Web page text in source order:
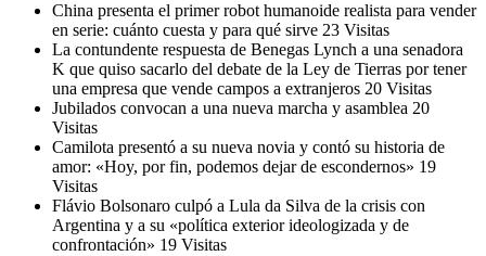
China presenta el primer robot humanoide realista para vender
en serie: cuánto cuesta y para qué sirve 23 Visitas
La contundente respuesta de Benegas Lynch a una senadora
K que quiso sacarlo del debate de la Ley de Tierras por tener
una empresa que vende campos a extranjeros 20 Visitas
Jubilados convocan a una nueva marcha y asamblea 20
Visitas
Camilota presentó a su nueva novia y contó su historia de
amor: «Hoy, por fin, podemos dejar de escondernos» 19
Visitas
Flávio Bolsonaro culpó a Lula da Silva de la crisis con
Argentina y a su «política exterior ideologizada y de
confrontación» 19 Visitas